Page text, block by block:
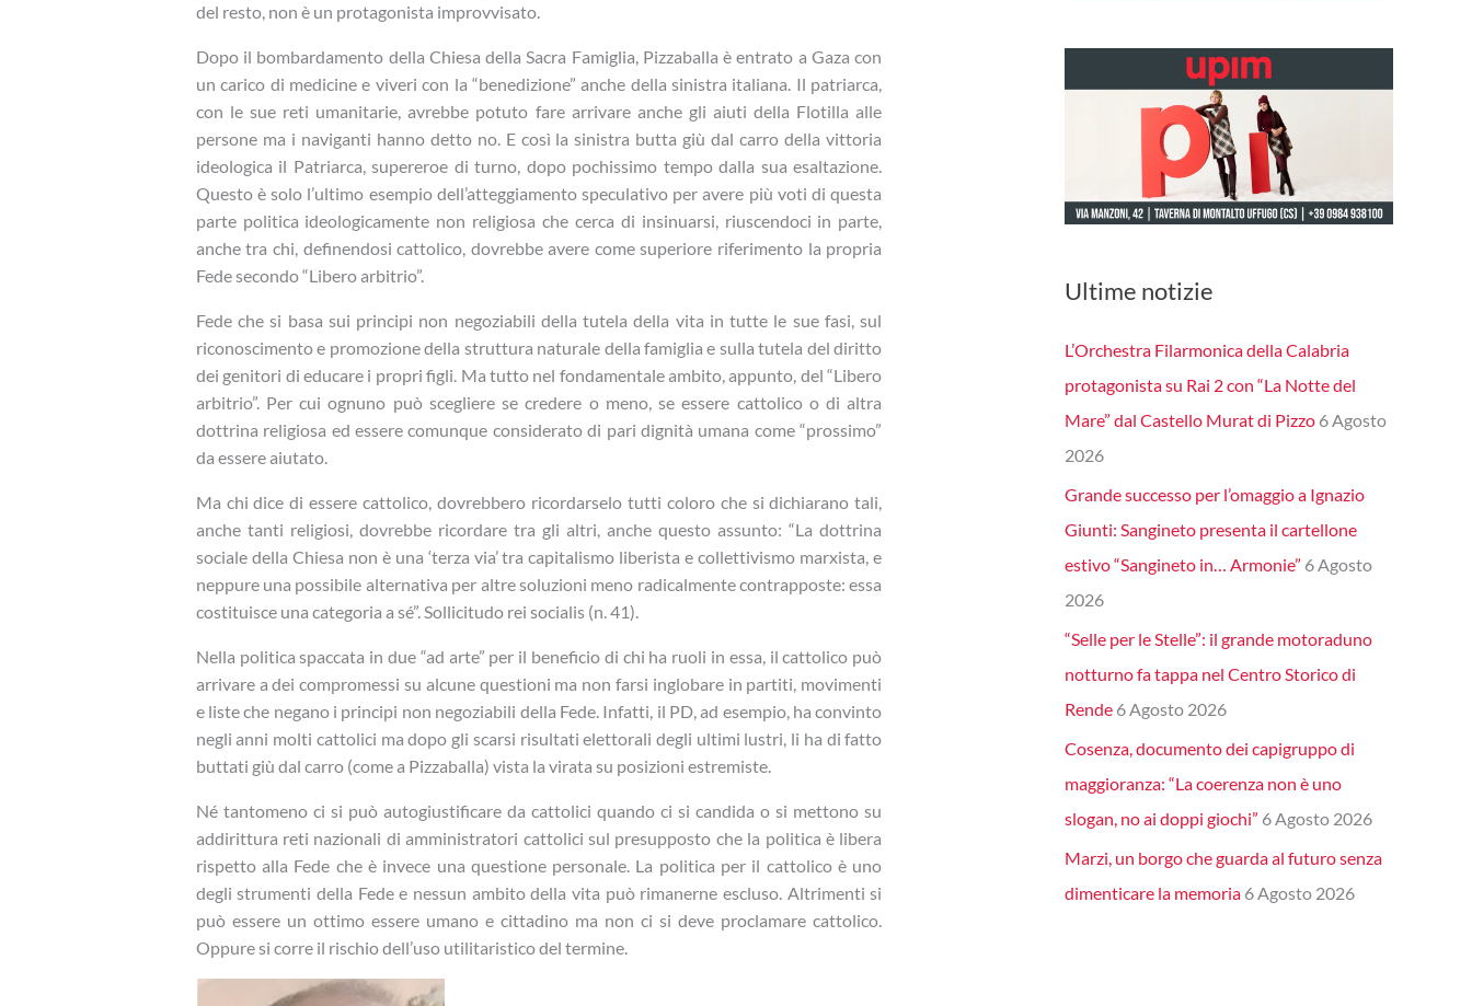
del resto, non è un protagonista improvvisato.
Dopo il bombardamento della Chiesa della Sacra Famiglia, Pizzaballa è entrato a Gaza con
un carico di medicine e viveri con la “benedizione” anche della sinistra italiana. Il patriarca,
con le sue reti umanitarie, avrebbe potuto fare arrivare anche gli aiuti della Flotilla alle
persone ma i naviganti hanno detto no. E così la sinistra butta giù dal carro della vittoria
ideologica il Patriarca, supereroe di turno, dopo pochissimo tempo dalla sua esaltazione.
Questo è solo l’ultimo esempio dell’atteggiamento speculativo per avere più voti di questa
parte politica ideologicamente non religiosa che cerca di insinuarsi, riuscendoci in parte,
anche tra chi, definendosi cattolico, dovrebbe avere come superiore riferimento la propria
Fede secondo “Libero arbitrio”.
Fede che si basa sui principi non negoziabili della tutela della vita in tutte le sue fasi, sul
riconoscimento e promozione della struttura naturale della famiglia e sulla tutela del diritto
dei genitori di educare i propri figli. Ma tutto nel fondamentale ambito, appunto, del “Libero
arbitrio”. Per cui ognuno può scegliere se credere o meno, se essere cattolico o di altra
dottrina religiosa ed essere comunque considerato di pari dignità umana come “prossimo”
da essere aiutato.
Ma chi dice di essere cattolico, dovrebbero ricordarselo tutti coloro che si dichiarano tali,
anche tanti religiosi, dovrebbe ricordare tra gli altri, anche questo assunto: “La dottrina
sociale della Chiesa non è una ‘terza via’ tra capitalismo liberista e collettivismo marxista, e
neppure una possibile alternativa per altre soluzioni meno radicalmente contrapposte: essa
costituisce una categoria a sé”. Sollicitudo rei socialis (n. 41).
Nella politica spaccata in due “ad arte” per il beneficio di chi ha ruoli in essa, il cattolico può
arrivare a dei compromessi su alcune questioni ma non farsi inglobare in partiti, movimenti
e liste che negano i principi non negoziabili della Fede. Infatti, il PD, ad esempio, ha convinto
negli anni molti cattolici ma dopo gli scarsi risultati elettorali degli ultimi lustri, li ha di fatto
buttati giù dal carro (come a Pizzaballa) vista la virata su posizioni estremiste.
Né tantomeno ci si può autogiustificare da cattolici quando ci si candida o si mettono su
addirittura reti nazionali di amministratori cattolici sul presupposto che la politica è libera
rispetto alla Fede che è invece una questione personale. La politica per il cattolico è uno
degli strumenti della Fede e nessun ambito della vita può rimanerne escluso. Altrimenti si
può essere un ottimo essere umano e cittadino ma non ci si deve proclamare cattolico.
Oppure si corre il rischio dell’uso utilitaristico del termine.
Ultime notizie
L’Orchestra Filarmonica della Calabria
protagonista su Rai 2 con “La Notte del
Mare” dal Castello Murat di Pizzo 6 Agosto
2026
Grande successo per l’omaggio a Ignazio
Giunti: Sangineto presenta il cartellone
estivo “Sangineto in… Armonie” 6 Agosto
2026
“Selle per le Stelle”: il grande motoraduno
notturno fa tappa nel Centro Storico di
Rende 6 Agosto 2026
Cosenza, documento dei capigruppo di
maggioranza: “La coerenza non è uno
slogan, no ai doppi giochi” 6 Agosto 2026
Marzi, un borgo che guarda al futuro senza
dimenticare la memoria 6 Agosto 2026